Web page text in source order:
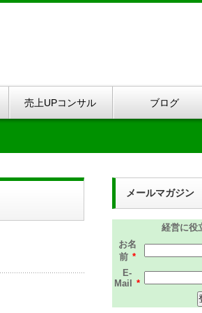
売上UPコンサル ブログ
メールマガジン
経営に役
お名
前 *
E-
Mail
*